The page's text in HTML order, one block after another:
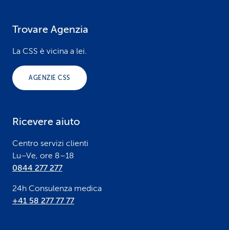
Trovare Agenzia
La CSS è vicina a lei.
AGENZIE CSS
Ricevere aiuto
Centro servizi clienti
Lu–Ve, ore 8–18
0844 277 277
24h Consulenza medica
+41 58 277 77 77